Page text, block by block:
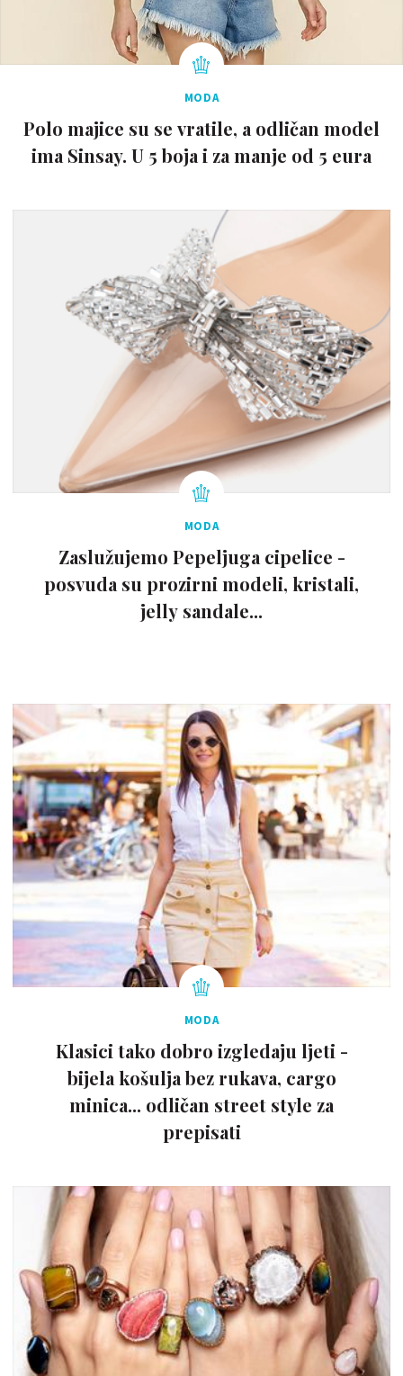
MODA
Polo majice su se vratile, a odličan model
ima Sinsay. U 5 boja i za manje od 5 eura
MODA
Zaslužujemo Pepeljuga cipelice -
posvuda su prozirni modeli, kristali,
jelly sandale...
MODA
Klasici tako dobro izgledaju ljeti -
bijela košulja bez rukava, cargo
minica... odličan street style za
prepisati